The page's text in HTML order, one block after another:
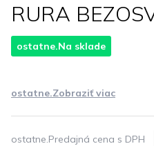
RURA
ostatne.Na sklade
ostatne.Zobraziť viac
ostatne.Predajná cena s DPH